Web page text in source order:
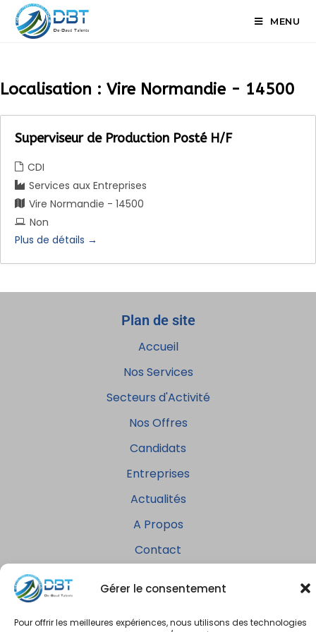
Gérer le consentement
Pour offrir les meilleures expériences, nous utilisons des technologies
MENU
Localisation : Vire Normandie - 14500
Superviseur de Production Posté H/F
CDI
Services aux Entreprises
Vire Normandie - 14500
Non
Plus de détails
Plan de site
Accueil
Nos Services
Secteurs d'Activité
Nos Offres
Candidats
Entreprises
Actualités
A Propos
Contact